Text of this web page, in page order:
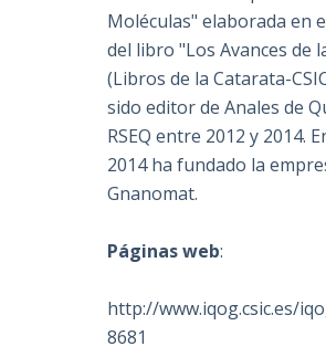
Moléculas" elaborada en
del libro "Los Avances de
(Libros de la Catarata-
sido editor de Anales de
RSEQ entre 2012 y 2014.
2014 ha fundado la
Gnanomat.
Páginas web:
http://www.iqog.csic.es/
8681